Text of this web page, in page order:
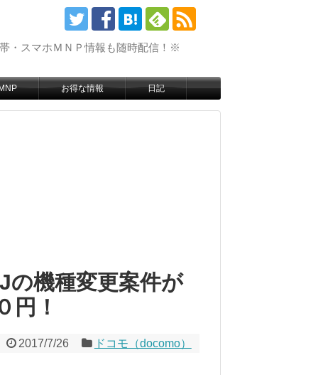
・スマホＭＮＰ情報も随時配信！※
お得な情報 日記
の機種変更案件が
円！
2017/7/26 ドコモ（docomo）